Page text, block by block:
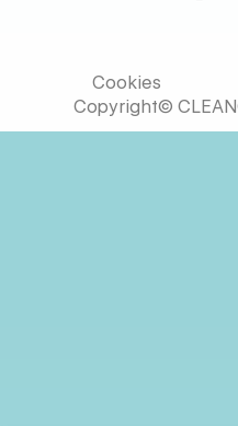
Cookies
Copyright©